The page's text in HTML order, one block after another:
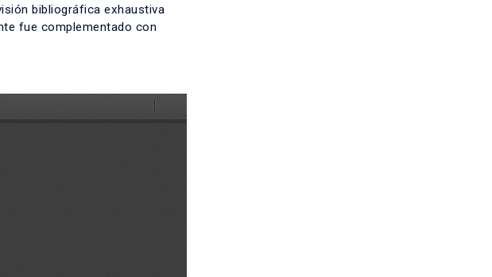
bibliográfica exhaustiva
fue complementado con